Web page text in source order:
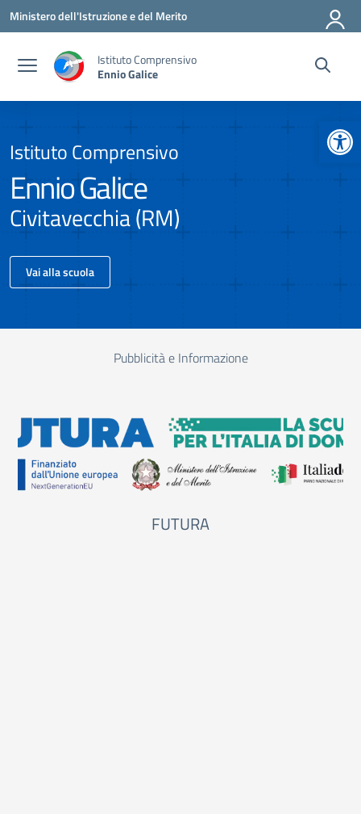
Vai ai contenuti
Vai al menu di navigazione
Vai al footer
Ministero dell'Istruzione e del Merito
Istituto Comprensivo
Ennio Galice
Istituto Comprensivo
Ennio Galice
Civitavecchia (RM)
Vai alla scuola
Pubblicità e Informazione
FUTURA